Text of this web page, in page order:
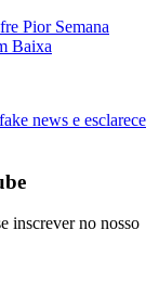
Pior Semana
Baixa
news e esclarece
inscrever no nosso